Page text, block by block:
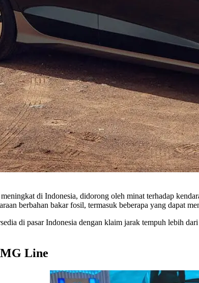
meningkat di Indonesia, didorong oleh minat terhadap
berbahan bakar fosil, termasuk beberapa yang dapat
di pasar Indonesia dengan klaim jarak tempuh lebih
Line